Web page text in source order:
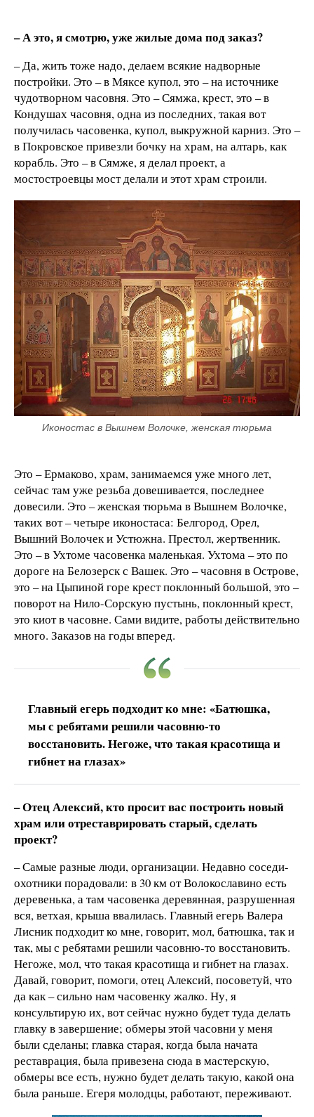
– А это, я смотрю, уже жилые дома под заказ?
– Да, жить тоже надо, делаем всякие надворные
постройки. Это – в Мяксе купол, это – на источнике
чудотворном часовня. Это – Сямжа, крест, это – в
Кондушах часовня, одна из последних, такая вот
получилась часовенка, купол, выкружной карниз. Это –
в Покровское привезли бочку на храм, на алтарь, как
корабль. Это – в Сямже, я делал проект, а
мостостроевцы мост делали и этот храм строили.
Иконостас в Вышнем Волочке, женская тюрьма
Это – Ермаково, храм, занимаемся уже много лет,
сейчас там уже резьба довешивается, последнее
довесили. Это – женская тюрьма в Вышнем Волочке,
таких вот – четыре иконостаса: Белгород, Орел,
Вышний Волочек и Устюжна. Престол, жертвенник.
Это – в Ухтоме часовенка маленькая. Ухтома – это по
дороге на Белозерск с Вашек. Это – часовня в Острове,
это – на Цыпиной горе крест поклонный большой, это –
поворот на Нило-Сорскую пустынь, поклонный крест,
это киот в часовне. Сами видите, работы действительно
много. Заказов на годы вперед.
Главный егерь подходит ко мне: «Батюшка,
мы с ребятами решили часовню-то
восстановить. Негоже, что такая красотища и
гибнет на глазах»
– Отец Алексий, кто просит вас построить новый
храм или отреставрировать старый, сделать
проект?
– Самые разные люди, организации. Недавно соседи-
охотники порадовали: в 30 км от Волокославино есть
деревенька, а там часовенка деревянная, разрушенная
вся, ветхая, крыша ввалилась. Главный егерь Валера
Лисник подходит ко мне, говорит, мол, батюшка, так и
так, мы с ребятами решили часовню-то восстановить.
Негоже, мол, что такая красотища и гибнет на глазах.
Давай, говорит, помоги, отец Алексий, посоветуй, что
да как – сильно нам часовенку жалко.​ Ну, я
консультирую их, вот сейчас нужно будет туда делать
главку в завершение; обмеры этой часовни у меня
были сделаны; главка старая, когда была начата
реставрация, была привезена сюда в мастерскую,
обмеры все есть, нужно будет делать такую, какой она
была раньше. Егеря молодцы, работают, переживают.